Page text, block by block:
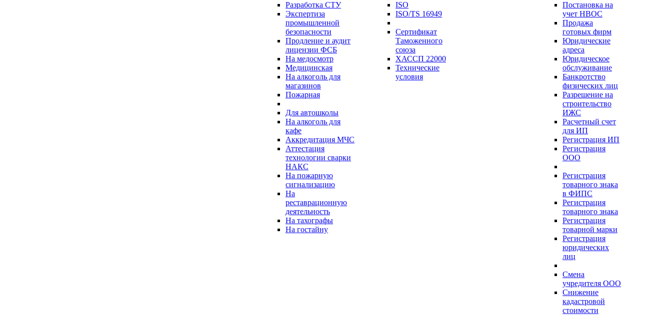
Разработка СТУ
Экспертиза
промышленной
безопасности
Продление и аудит
лицензии ФСБ
На медосмотр
Медицинская
На алкоголь для
магазинов
Пожарная
Для автошколы
На алкоголь для
кафе
Аккредитация МЧС
Аттестация
технологии сварки
НАКС
На пожарную
сигнализацию
На
реставрационную
деятельность
На тахографы
На гостайну
ISO
ISO/TS 16949
Сертификат
Таможенного
союза
ХАССП 22000
Технические
условия
Постановка на
учет НВОС
Продажа
готовых фирм
Юридические
адреса
Юридическое
обслуживание
Банкротство
физических лиц
Разрешение на
строительство
ИЖС
Расчетный счет
для ИП
Регистрация ИП
Регистрация
ООО
Регистрация
товарного знака
в ФИПС
Регистрация
товарного знака
Регистрация
товарной марки
Регистрация
юридических
лиц
Смена
учредителя ООО
Снижение
кадастровой
стоимости